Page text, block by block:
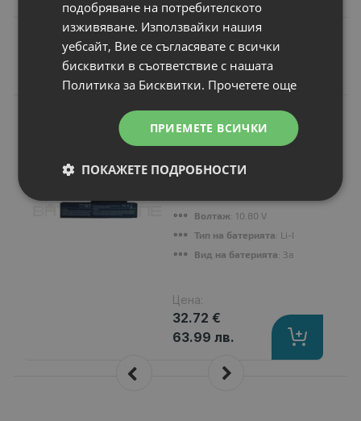
Подобни продукти
Батерия за лаптоп
Benq JoyBook R43-
Капацитет: 4400 mAh
Волтаж: 10.80 V
Тип на батерията: Li-Ion
Вид на батерията: Заместител
Цена:
32.72 €
63.99 лв.
подобряване на потребителското
изживяване. Използвайки нашия
уебсайт, Вие се съгласявате с всички
бисквитки в съответствие с нашата
Политика за Бисквитки. Прочетете още
ПРИЕМЕТЕ ВСИЧКИ
ПОКАЖЕТЕ ПОДРОБНОСТИ